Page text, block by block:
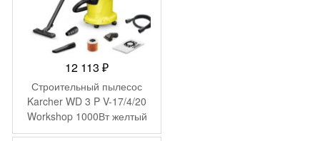
12 113₽
Строительный пылесос
Karcher WD 3 P V-17/4/20
Workshop 1000Вт желтый
1.628-175.0